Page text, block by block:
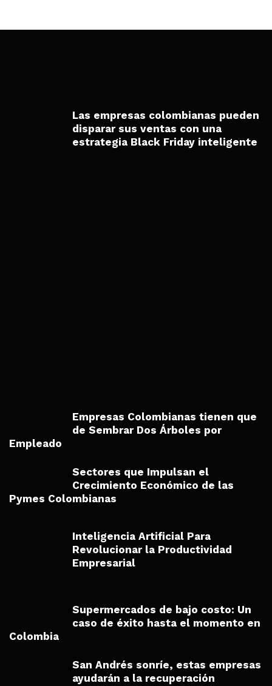
Las empresas colombianas pueden
disparar sus ventas con una
estrategia Black Friday inteligente
Empresas Colombianas tienen que
de Sembrar Dos Árboles por
Empleado
Sectores que Impulsan el
Crecimiento Económico de las
Pymes Colombianas
Inteligencia Artificial Para
Revolucionar la Productividad
Empresarial
Supermercados de bajo costo: Un
caso de éxito hasta el momento en
Colombia
San Andrés sonríe, estas empresas
ayudarán a la recuperación